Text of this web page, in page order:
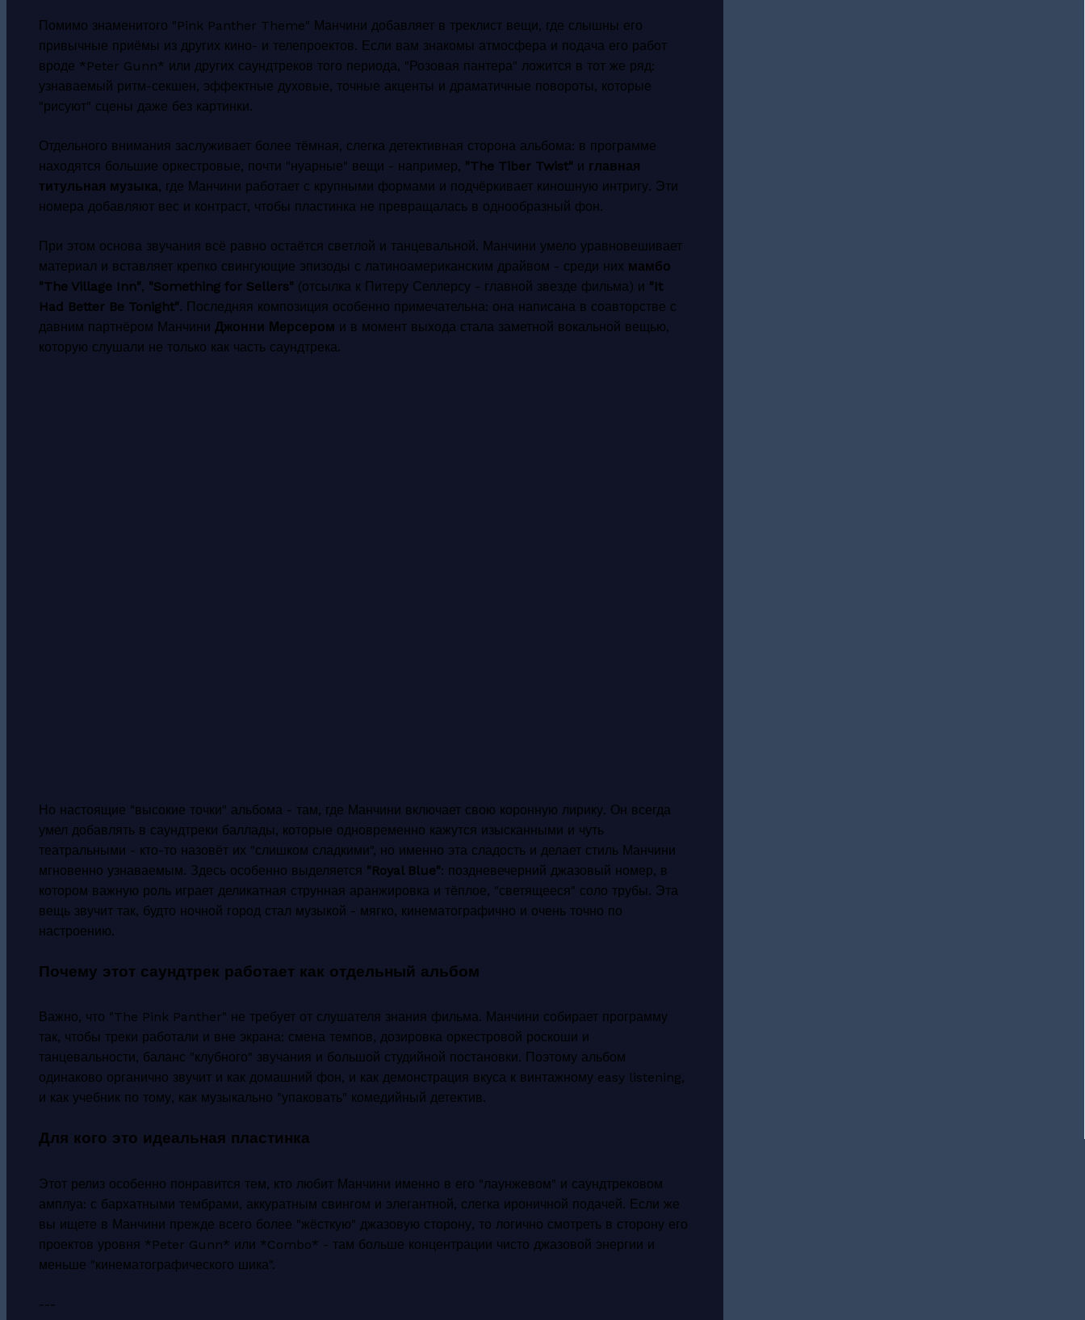
Помимо знаменитого "Pink Panther Theme" Манчини добавляет в треклист вещи, где слышны его
привычные приёмы из других кино- и телепроектов. Если вам знакомы атмосфера и подача его работ
вроде *Peter Gunn* или других саундтреков того периода, "Розовая пантера" ложится в тот же ряд:
узнаваемый ритм-секшен, эффектные духовые, точные акценты и драматичные повороты, которые
"рисуют" сцены даже без картинки.
Отдельного внимания заслуживает более тёмная, слегка детективная сторона альбома: в программе
находятся большие оркестровые, почти "нуарные" вещи - например, "The Tiber Twist" и главная
титульная музыка, где Манчини работает с крупными формами и подчёркивает киношную интригу. Эти
номера добавляют вес и контраст, чтобы пластинка не превращалась в однообразный фон.
При этом основа звучания всё равно остаётся светлой и танцевальной. Манчини умело уравновешивает
материал и вставляет крепко свингующие эпизоды с латиноамериканским драйвом - среди них мамбо
"The Village Inn", "Something for Sellers" (отсылка к Питеру Селлерсу - главной звезде фильма) и "It
Had Better Be Tonight". Последняя композиция особенно примечательна: она написана в соавторстве с
давним партнёром Манчини Джонни Мерсером и в момент выхода стала заметной вокальной вещью,
которую слушали не только как часть саундтрека.
Но настоящие "высокие точки" альбома - там, где Манчини включает свою коронную лирику. Он всегда
умел добавлять в саундтреки баллады, которые одновременно кажутся изысканными и чуть
театральными - кто-то назовёт их "слишком сладкими", но именно эта сладость и делает стиль Манчини
мгновенно узнаваемым. Здесь особенно выделяется "Royal Blue": поздневечерний джазовый номер, в
котором важную роль играет деликатная струнная аранжировка и тёплое, "светящееся" соло трубы. Эта
вещь звучит так, будто ночной город стал музыкой - мягко, кинематографично и очень точно по
настроению.
Почему этот саундтрек работает как отдельный альбом
Важно, что "The Pink Panther" не требует от слушателя знания фильма. Манчини собирает программу
так, чтобы треки работали и вне экрана: смена темпов, дозировка оркестровой роскоши и
танцевальности, баланс "клубного" звучания и большой студийной постановки. Поэтому альбом
одинаково органично звучит и как домашний фон, и как демонстрация вкуса к винтажному easy listening,
и как учебник по тому, как музыкально "упаковать" комедийный детектив.
Для кого это идеальная пластинка
Этот релиз особенно понравится тем, кто любит Манчини именно в его "лаунжевом" и саундтрековом
амплуа: с бархатными тембрами, аккуратным свингом и элегантной, слегка ироничной подачей. Если же
вы ищете в Манчини прежде всего более "жёсткую" джазовую сторону, то логично смотреть в сторону его
проектов уровня *Peter Gunn* или *Combo* - там больше концентрации чисто джазовой энергии и
меньше "кинематографического шика".
---